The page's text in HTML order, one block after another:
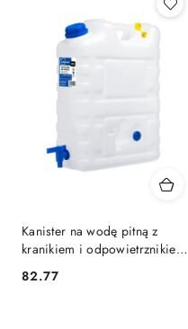
Kanister na wodę pitną z
kranikiem i odpowietrznikiem,
tworzywo HDPE, 20L Kamai
SimplyCan
Cena:
82.77